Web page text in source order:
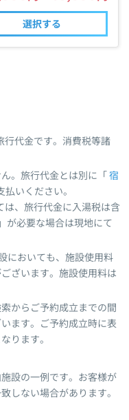
選択する
行代金です。消費税等諸
。旅行代金とは別に「 宿
いください。
は、旅行代金に入湯税は含
」が必要な場合は現地にて
においても、施設使用料
ざいます。施設使用料は
からご予約成立までの間
ます。ご予約成立時に表
ります。
設の一例です。お客様が
しない場合があります。